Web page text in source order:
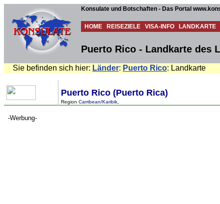
Konsulate und Botschaften - Das Portal
HOME REISEZIELE VISA-INFO LANDKARTE
Puerto Rico - Landkarte des
Sie befinden sich hier: Länder: Puerto Rico: Landkarte
Puerto Rico (Puerto Rica)
Region Carribean/Karibik
-Werbung-